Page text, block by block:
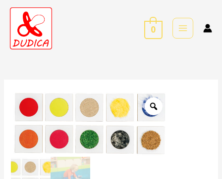
Skip
content
0
Senzorne
podloge
krug
količina